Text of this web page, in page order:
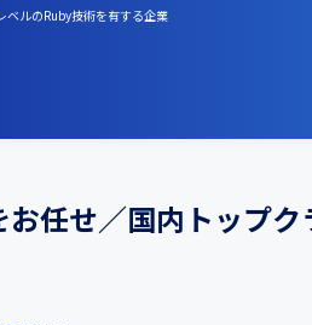
ベルのRuby技術を有する企業
任せ／国内トップ